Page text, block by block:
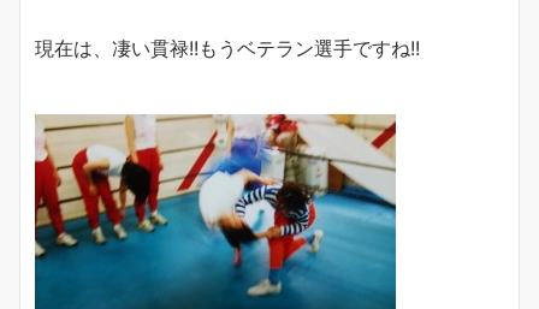
現在は、凄い貫禄!!もうベテラン選手ですね!!